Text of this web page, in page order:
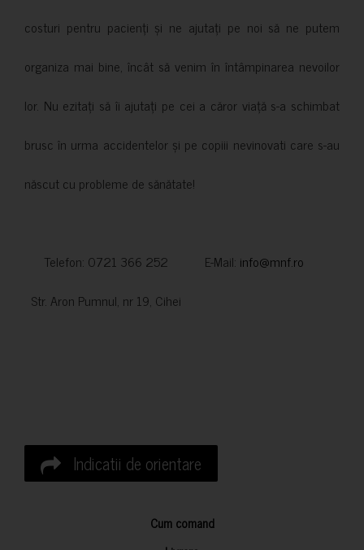
costuri pentru pacienți și ne ajutați pe noi să ne putem
organiza mai bine, încât să venim în întâmpinarea nevoilor
lor. Nu ezitați să îi ajutați pe cei a căror viață s-a schimbat
brusc în urma accidentelor și pe copiii nevinovati care s-au
născut cu probleme de sănătate!
Telefon: 0721 366 252 E-Mail: info@mnf.ro
Str. Aron Pumnul, nr 19, Cihei
Indicatii de orientare
Cum comand